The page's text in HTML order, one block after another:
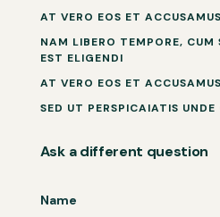
AT VERO EOS ET
NAM LIBERO TEMPORE, CUM
EST ELIGENDI
AT VERO EOS ET
SED UT PERSPICAIATIS UNDE
Ask a different question